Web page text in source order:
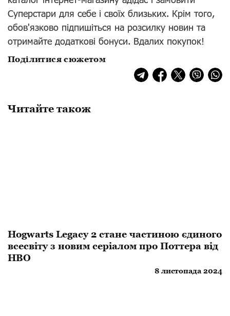
Суперстари для себе і своїх близьких. Крім того,
обов'язково підпишіться на розсилку новин та
отримайте додаткові бонуси. Вдалих покупок!
Поділитися сюжетом
Читайте також
Hogwarts Legacy 2 стане частиною єдиного
всесвіту з новим серіалом про Поттера від
HBO
8 листопада 2024